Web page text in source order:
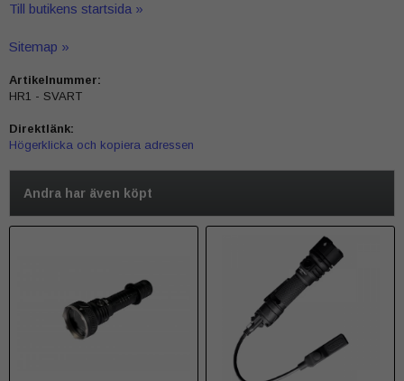
Till butikens startsida »
Sitemap »
Artikelnummer:
HR1 - SVART
Direktlänk:
Högerklicka och kopiera adressen
Andra har även köpt